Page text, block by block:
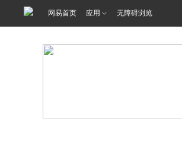
网易首页 应用 无障碍浏览